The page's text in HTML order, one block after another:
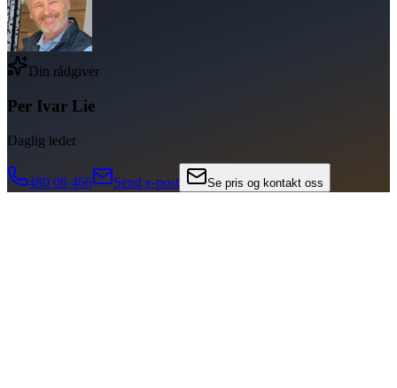
Din rådgiver
Per Ivar Lie
Daglig leder
480 08 466 Send e-post Se pris og kontakt oss